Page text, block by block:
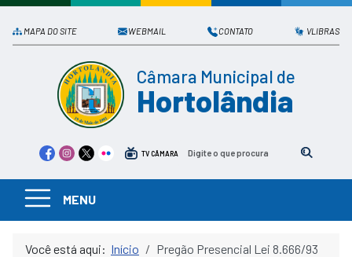
MAPA DO SITE WEBMAIL CONTATO VLIBRAS
Câmara Municipal de
Hortolândia
TV CÂMARA
MENU
Você está aqui: Início Pregão Presencial Lei 8.666/93